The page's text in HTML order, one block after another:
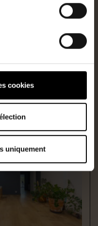
cookies
uniquement
Surface
102m2
540 000€ HAI